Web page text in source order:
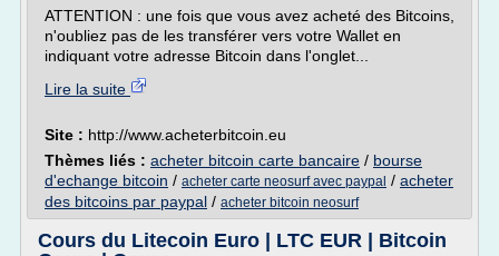
ATTENTION : une fois que vous avez acheté des Bitcoins,
n'oubliez pas de les transférer vers votre Wallet en
indiquant votre adresse Bitcoin dans l'onglet...
Lire la suite
Site : http://www.acheterbitcoin.eu
Thèmes liés : acheter bitcoin carte bancaire / bourse
d'echange bitcoin / acheter carte neosurf avec paypal / acheter
des bitcoins par paypal / acheter bitcoin neosurf
Cours du Litecoin Euro | LTC EUR | Bitcoin